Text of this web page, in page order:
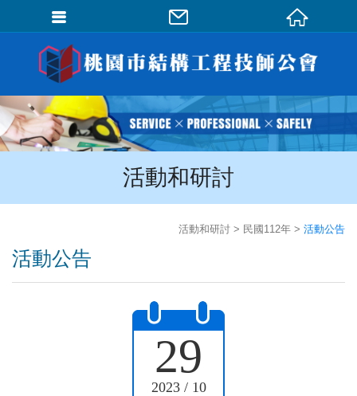
活動和研討
活動和研討 民國112年 活動公告
活動公告
29
2023 / 10
加入會員
忘記密碼
密碼修改
填寫匯款通知